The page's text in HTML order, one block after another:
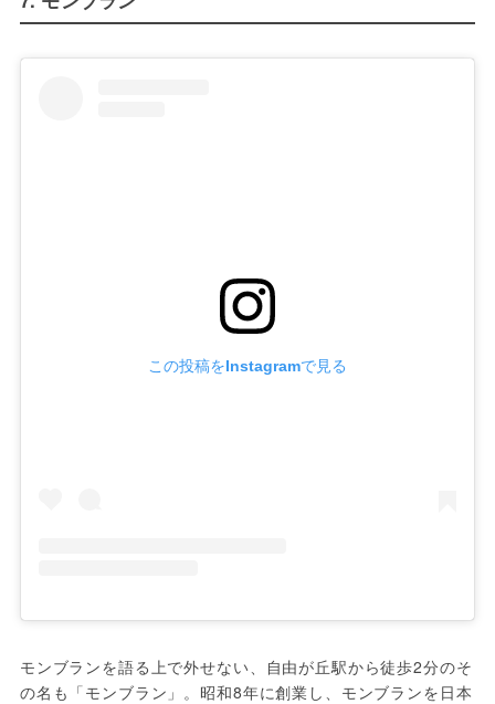
この投稿をInstagramで見る
モンブランを語る上で外せない、自由が丘駅から徒歩2分のそ
の名も「モンブラン」。昭和8年に創業し、モンブランを日本